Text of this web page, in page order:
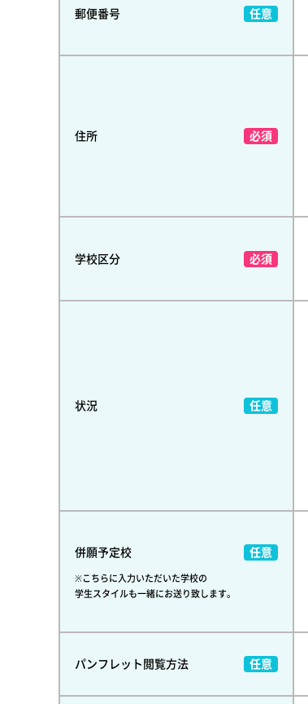
郵便番号
住所
学校区分
状況
併願予定校
※こちらに入力いただいた学校の
学生スタイルも一緒にお送り致します。
パンフレット閲覧方法